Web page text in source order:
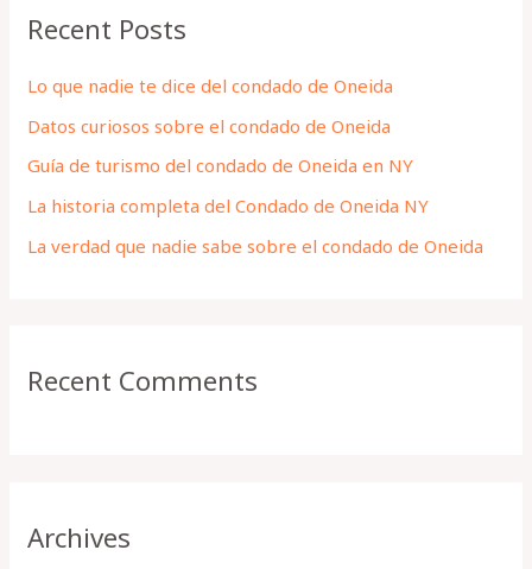
c
f
o
r
:
Recent Posts
Lo que nadie te dice del condado de Oneida
Datos curiosos sobre el condado de Oneida
Guía de turismo del condado de Oneida en NY
La historia completa del Condado de Oneida NY
La verdad que nadie sabe sobre el condado de Oneida
Recent Comments
Archives